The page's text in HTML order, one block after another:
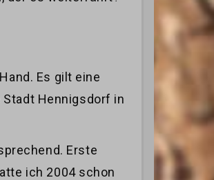
Es gilt eine
Hennigsdorf in
Erste
ich 2004 schon